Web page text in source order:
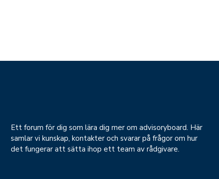
Ett forum för dig som lära dig mer om advisoryboard. Här
samlar vi kunskap, kontakter och svarar på frågor om hur
det fungerar att sätta ihop ett team av rådgivare.